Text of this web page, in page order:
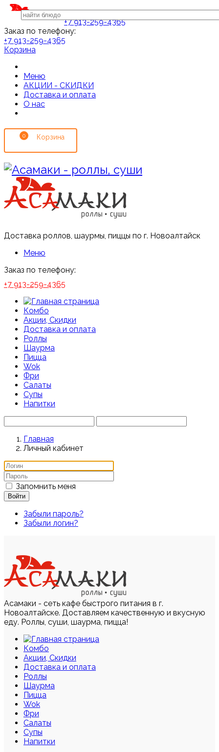
+7 913-259-4365
Заказ по телефону:
+7 913-259-4365
Корзина
Меню
АКЦИИ - СКИДКИ
Доставка и оплата
О нас
0
Доставка роллов, шаурмы, пиццы по г. Новоалтайск
Меню
Заказ по телефону:
+7 913-259-4365
Комбо
Акции, Скидки
Доставка и оплата
Роллы
Шаурма
Пицца
Wok
Фри
Салаты
Супы
Напитки
Главная
Личный кабинет
Запомнить меня
Войти
Забыли пароль?
Забыли логин?
Асамаки - сеть кафе быстрого питания в г.
Новоалтайске. Доставляем качественную и вкусную
еду. Роллы, суши, шаурма, пицца!
Комбо
Акции, Скидки
Доставка и оплата
Роллы
Шаурма
Пицца
Wok
Фри
Салаты
Супы
Напитки